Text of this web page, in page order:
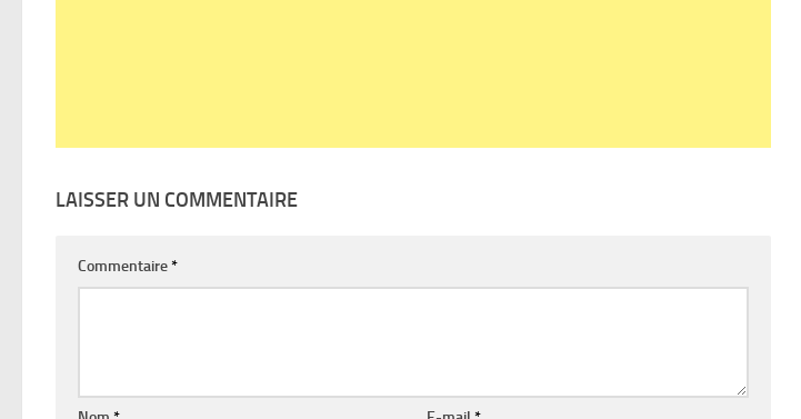
LAISSER UN COMMENTAIRE
Commentaire*